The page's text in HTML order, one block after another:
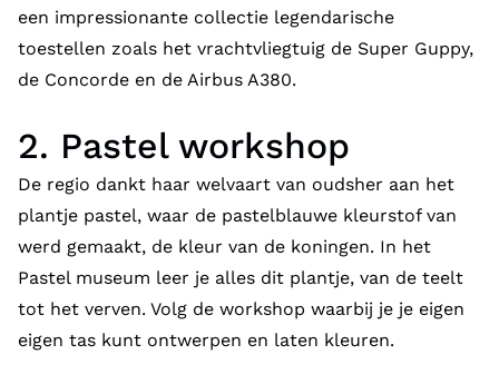
een impressionante collectie legendarische
toestellen zoals het vrachtvliegtuig de Super Guppy,
de Concorde en de Airbus A380.
2. Pastel workshop
De regio dankt haar welvaart van oudsher aan het
plantje pastel, waar de pastelblauwe kleurstof van
werd gemaakt, de kleur van de koningen. In het
Pastel museum leer je alles dit plantje, van de teelt
tot het verven. Volg de workshop waarbij je je eigen
eigen tas kunt ontwerpen en laten kleuren.